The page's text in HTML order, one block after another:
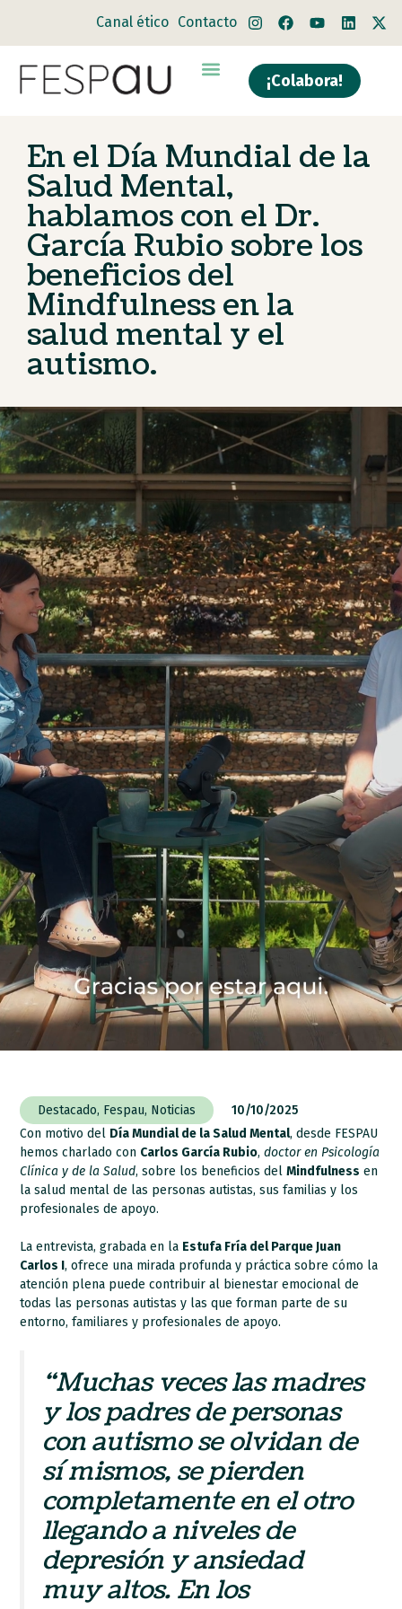
Canal ético Contacto
¡Colabora!
En el Día Mundial de la
Salud Mental,
hablamos con el Dr.
García Rubio sobre los
beneficios del
Mindfulness en la
salud mental y el
autismo.
Destacado, Fespau, Noticias
10/10/2025
Con motivo del Día Mundial de la Salud Mental, desde FESPAU
hemos charlado con Carlos García Rubio,doctor en Psicología
Clínica y de la Salud, sobre los beneficios delMindfulness en
la salud mental de las personas autistas, sus familias y los
profesionales de apoyo.
La entrevista, grabada en la Estufa Fría del Parque Juan
Carlos I, ofrece una mirada profunda y práctica sobre cómo la
atención plena puede contribuir al bienestar emocional de
todas las personas autistas y las que forman parte de su
entorno, familiares y profesionales de apoyo.
“Muchas veces las madres
y los padres de personas
con autismo se olvidan de
sí mismos, se pierden
completamente en el otro
llegando a niveles de
depresión y ansiedad
muy altos. En los